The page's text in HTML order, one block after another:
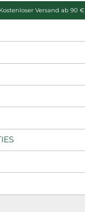
Kostenloser Versand ab 90 €